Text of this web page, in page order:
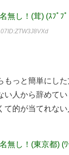
無し！(茸) (ｽﾌﾟﾌ
ID:ZTW3J8VXd
もっと簡単にし
い人から辞めてい
て的が当てれない
無し！(東京都) (